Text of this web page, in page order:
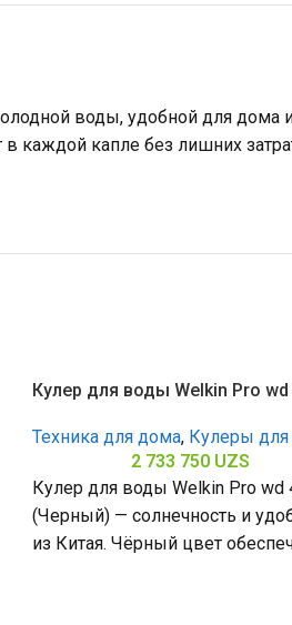
воды, удобной для дома
каждой капле без лишних
Кулер для воды Welkin Pro wd
Техника для дома, Кулеры
2 733 750 UZS
Кулер для воды Welkin Pro wd
(Черный) — солнечность и
из Китая. Чёрный цвет